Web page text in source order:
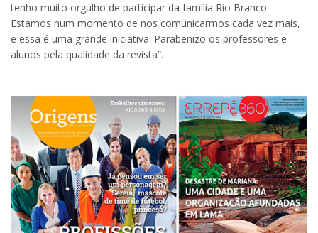
tenho muito orgulho de participar da família Rio Branco.
Estamos num momento de nos comunicarmos cada vez mais,
e essa é uma grande iniciativa. Parabenizo os professores e
alunos pela qualidade da revista”.